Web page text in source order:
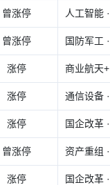
曾涨停 人工智能
曾涨停 国防军工
涨停 商业航天
涨停 通信设备
涨停 国企改革
曾涨停 资产重组
涨停 国企改革